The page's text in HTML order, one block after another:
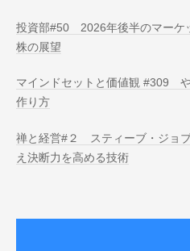
投資部#50 2026年後半のマーケ
株の展望
マインドセットと価値観 #309
作り方
禅と経営#２ スティーブ・ジョ
え決断力を高める技術